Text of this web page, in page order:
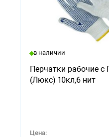
в наличии
Перчатки рабочие с
(Люкс) 10кл,6 нит
Цена: